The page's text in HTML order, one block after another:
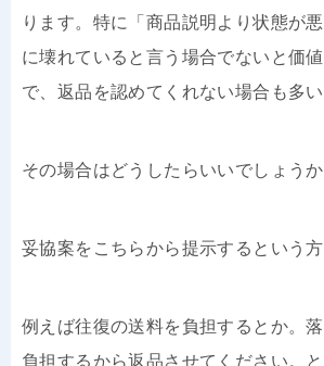
ります。特に「商品説明より状態が
に壊れていると言う場合でないと価
で、返品を認めてくれない場合も多い
その場合はどうしたらいいでしょうか
妥協案をこちらから提示するという方
例えば往復の送料を負担するとか。
負担するから返品させてください。